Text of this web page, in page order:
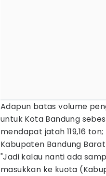
Adapun batas volume
untuk Kota Bandung
mendapat jatah 119,16
Kabupaten Bandung Barat
"Jadi kalau nanti ada
masukkan ke kuota